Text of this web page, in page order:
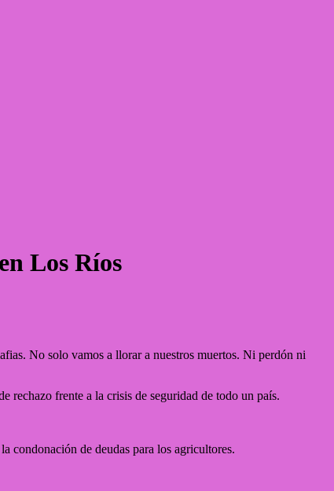
Los Ríos
No solo vamos a llorar a nuestros muertos. Ni perdón ni
rechazo frente a la crisis de seguridad de todo un país.
condonación de deudas para los agricultores.